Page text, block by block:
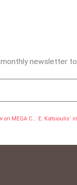
newsletter
E. Katsioulis’ interview on MEGA Channel News (1993)